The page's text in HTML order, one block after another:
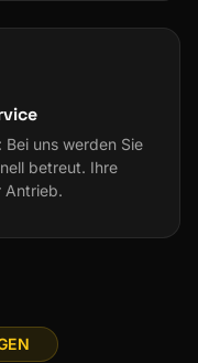
uns werden Sie
betreut. Ihre
Antrieb.